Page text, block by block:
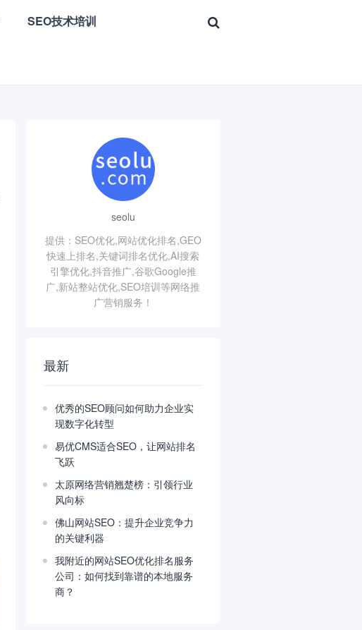
SEO技术培训
seolu
提供：SEO优化,网站优化排名,GEO
快速上排名,关键词排名优化,AI搜索
引擎优化,抖音推广,谷歌Google推
广,新站整站优化,SEO培训等网络推
广营销服务！
最新
优秀的SEO顾问如何助力企业实
现数字化转型
易优CMS适合SEO，让网站排名
飞跃
太原网络营销翘楚榜：引领行业
风向标
佛山网站SEO：提升企业竞争力
的关键利器
我附近的网站SEO优化排名服务
公司：如何找到靠谱的本地服务
商？